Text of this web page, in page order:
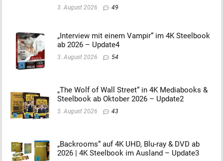
3. August 2026 49
„Interview mit einem Vampir“ im 4K Steelbook
ab 2026 – Update4
3. August 2026 54
„The Wolf of Wall Street“ in 4K Mediabooks &
Steelbook ab Oktober 2026 – Update2
5. August 2026 43
„Backrooms“ auf 4K UHD, Blu-ray & DVD ab
2026 | 4K Steelbook im Ausland – Update3